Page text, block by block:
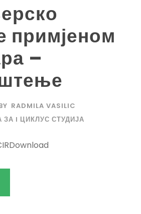
примјеном
–
RADMILA VASILIC
I ЦИКЛУС СТУДИЈА